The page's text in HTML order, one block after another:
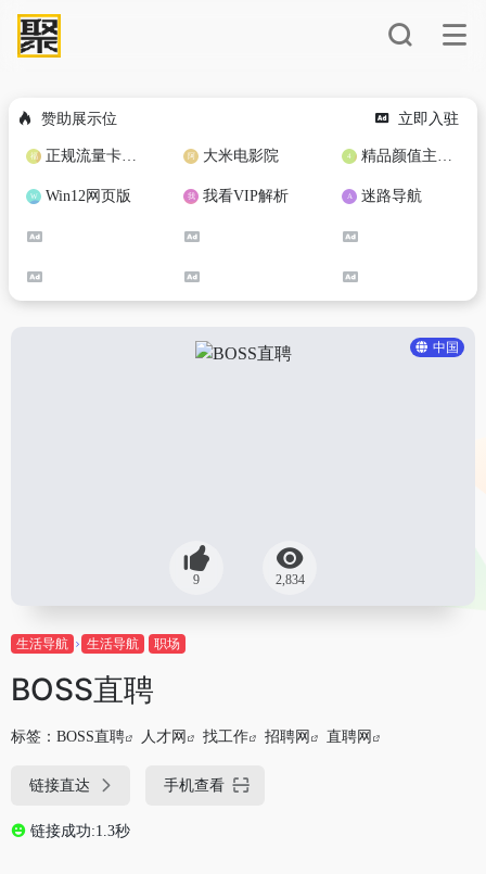
赞助展示位 立即入驻
正规流量卡免费加盟合作 大米电影院 精品颜值主播定制
Win12网页版 我看VIP解析 迷路导航
中国
9 2,834
生活导航 生活导航 职场
BOSS直聘
标签： BOSS直聘 人才网 找工作 招聘网 直聘网
链接直达 手机查看
链接成功:1.3秒